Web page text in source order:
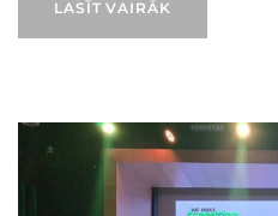
LASĪT VAIRĀK